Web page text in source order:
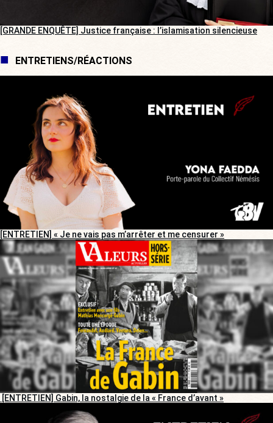
[GRANDE ENQUÊTE] Justice française : l’islamisation silencieuse
ENTRETIENS/RÉACTIONS
[ENTRETIEN] « Je ne vais pas m’arrêter et me censurer »
[ENTRETIEN] Gabin, la nostalgie de la « France d’avant »